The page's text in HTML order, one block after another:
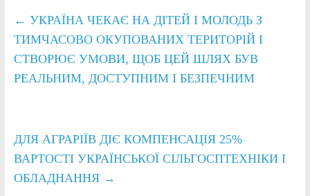
← УКРАЇНА ЧЕКАЄ НА ДІТЕЙ І МОЛОДЬ З
ТИМЧАСОВО ОКУПОВАНИХ ТЕРИТОРІЙ І
СТВОРЮЄ УМОВИ, ЩОБ ЦЕЙ ШЛЯХ БУВ
РЕАЛЬНИМ, ДОСТУПНИМ І БЕЗПЕЧНИМ
ДЛЯ АГРАРІЇВ ДІЄ КОМПЕНСАЦІЯ 25%
ВАРТОСТІ УКРАЇНСЬКОЇ СІЛЬГОСПТЕХНІКИ І
ОБЛАДНАННЯ →